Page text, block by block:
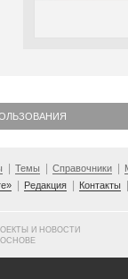
Темы Справочники
Редакция Контакты
И НОВОСТИ